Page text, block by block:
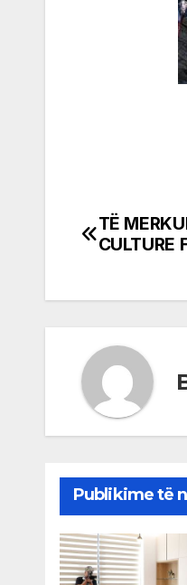
Post
TË
CULTURE
Publikime të